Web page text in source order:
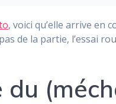
, voici qu’elle arrive en
de la partie, l’essai
du